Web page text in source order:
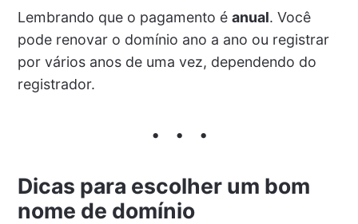
Lembrando que o pagamento é anual. Você
pode renovar o domínio ano a ano ou registrar
por vários anos de uma vez, dependendo do
registrador.
Dicas para escolher um bom
nome de domínio